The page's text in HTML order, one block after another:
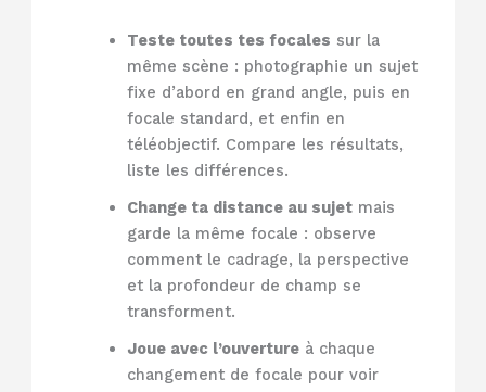
Teste toutes tes focales sur la
même scène : photographie un sujet
fixe d’abord en grand angle, puis en
focale standard, et enfin en
téléobjectif. Compare les résultats,
liste les différences.
Change ta distance au sujetmais
garde la même focale : observe
comment le cadrage, la perspective
et la profondeur de champ se
transforment.
Joue avec l’ouvertureà chaque
changement de focale pour voir